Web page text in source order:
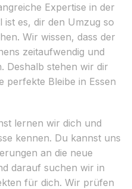
Expertise in der
ist es, dir den Umzug so
Wir wissen, dass der
zeitaufwendig und
Deshalb stehen wir dir
perfekte Bleibe in Essen
lernen wir dich und
kennen. Du kannst uns
an die neue
darauf suchen wir in
für dich. Wir prüfen